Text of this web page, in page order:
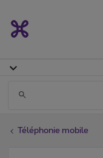
Téléphonie mobile